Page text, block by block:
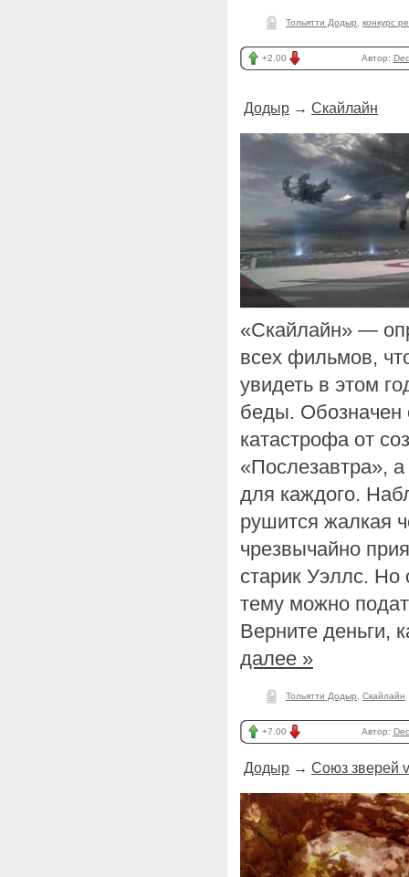
Тольятти Додыр конкурс
+2.00 Автор:
Додыр → Скайлайн
«Скайлайн» —
всех фильмов,
увидеть в этом
беды. Обозначен
катастрофа от
«Послезавтра»,
для каждого.
рушится жалкая
чрезвычайно
старик Уэллс. Но
тему можно
Верните деньги,
далее »
Тольятти Додыр Скайлайн
+7.00 Автор:
Додыр → Союз зверей